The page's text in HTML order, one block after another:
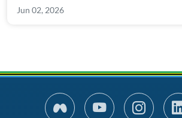
Jun 02, 2026